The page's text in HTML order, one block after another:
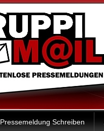
Pressemeldung Schreiben